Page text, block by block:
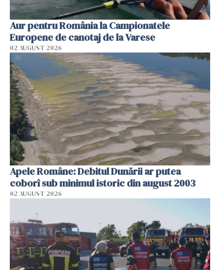
Aur pentru România la Campionatele
Europene de canotaj de la Varese
02 AUGUST 2026
Apele Române: Debitul Dunării ar putea
coborî sub minimul istoric din august 2003
02 AUGUST 2026